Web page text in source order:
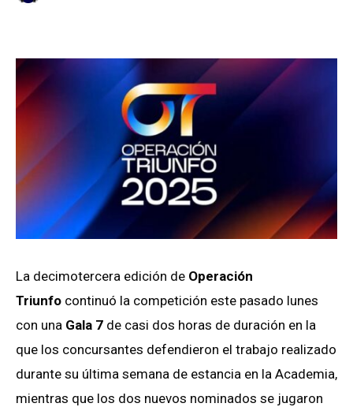
La decimotercera edición de Operación
Triunfo continuó la competición este pasado lunes
con una Gala 7 de casi dos horas de duración en la
que los concursantes defendieron el trabajo realizado
durante su última semana de estancia en la Academia,
mientras que los dos nuevos nominados se jugaron